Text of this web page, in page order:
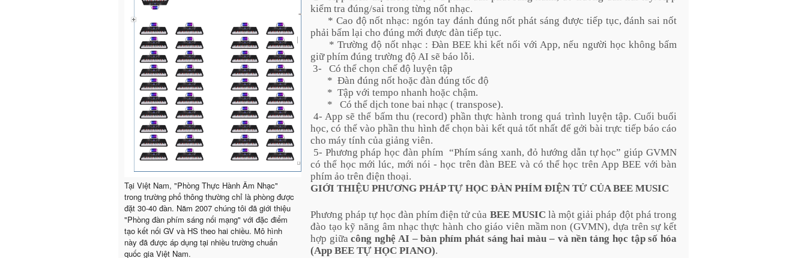
Tại Việt Nam, "Phòng Thực Hành Âm Nhạc"
trong trường phổ thông thường chỉ là phòng được
đặt 30-40 đàn. Năm 2007 chúng tôi đã giới thiệu
"Phòng đàn phím sáng nối mạng" với đặc điểm
tạo kết nối GV và HS theo hai chiều. Mô hình
này đã được áp dụng tại nhiều trường chuẩn
quốc gia Việt Nam.
kiểm tra đúng/sai trong từng nốt nhạc.
* Cao độ nốt nhạc: ngón tay đánh đúng nốt phát sáng được tiếp tục, đánh sai nốt
phải bấm lại cho đúng mới được đàn tiếp tục.
* Trường độ nốt nhạc : Đàn BEE khi kết nối với App, nếu người học không bấm
giữ phím đúng trường độ AI sẽ báo lỗi.
3-
Có thể chọn chế độ luyện tập
* Đàn đúng nốt hoặc đàn đúng tốc độ
* Tập với tempo nhanh hoặc chậm.
*
Có thể dịch tone bai nhạc ( transpose).
4- App sẽ thể bấm thu (record) phần thực hành trong quá trình luyện tập. Cuối buổi
học, có thể vào phần thu hình để chọn bài kết quả tốt nhất để gởi bài trực tiếp báo cáo
cho máy tính của giảng viên.
5- Phương pháp học đàn phím “Phím sáng xanh, đỏ hướng dẫn tự học” giúp GVMN
có thể học mới lúc, mới nói - học trên đàn BEE và có thể học trên App BEE với bàn
phím ảo trên điện thoại.
GIỚI THIỆU PHƯƠNG PHÁP TỰ HỌC ĐÀN PHÍM ĐIỆN TỬ CỦA BEE MUSIC
Phương pháp tự học đàn phím điện tử của BEE MUSIC là một giải pháp đột phá trong
đào tạo kỹ năng âm nhạc thực hành cho giáo viên mầm non (GVMN), dựa trên sự kết
hợp giữacông nghệ AI – bàn phím phát sáng hai màu – và nền tảng học tập số hóa
(App BEE TỰ HỌC PIANO).